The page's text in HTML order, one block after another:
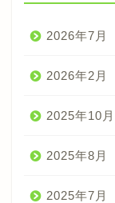
2026年7月
2026年2月
2025年10月
2025年8月
2025年7月